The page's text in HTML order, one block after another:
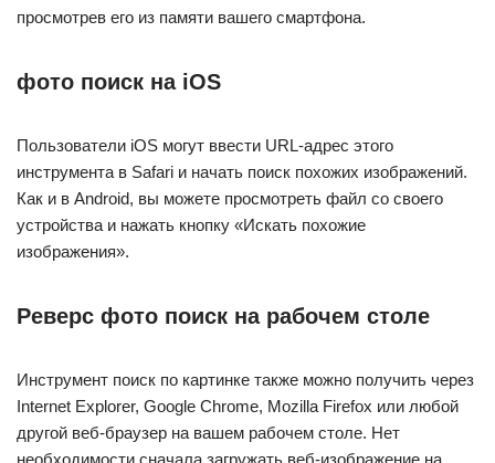
просмотрев его из памяти вашего смартфона.
фото поиск на iOS
Пользователи iOS могут ввести URL-адрес этого
инструмента в Safari и начать поиск похожих изображений.
Как и в Android, вы можете просмотреть файл со своего
устройства и нажать кнопку «Искать похожие
изображения».
Реверс фото поиск на рабочем столе
Инструмент поиск по картинке также можно получить через
Internet Explorer, Google Chrome, Mozilla Firefox или любой
другой веб-браузер на вашем рабочем столе. Нет
необходимости сначала загружать веб-изображение на